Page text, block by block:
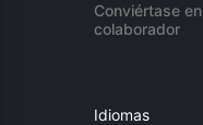
Conviértase en
colaborador
Idiomas